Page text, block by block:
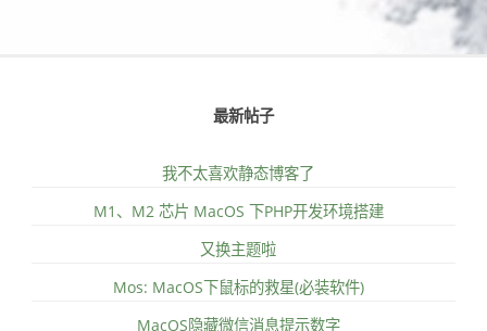
最新帖子
我不太喜欢静态博客了
M1、M2 芯片 MacOS 下PHP开发环境搭建
又换主题啦
Mos: MacOS下鼠标的救星(必装软件)
MacOS隐藏微信消息提示数字